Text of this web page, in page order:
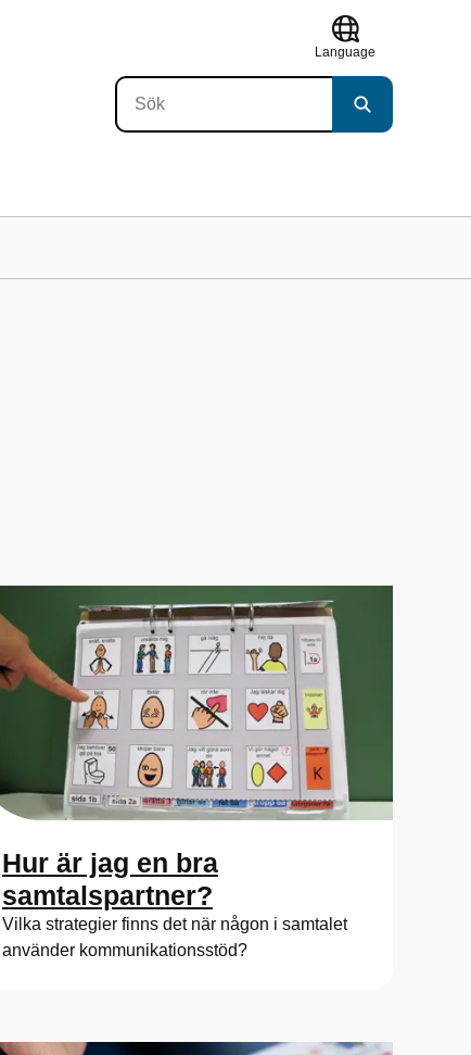
Language
Hur är jag en bra
samtalspartner?
Vilka strategier finns det när någon i samtalet
använder kommunikationsstöd?